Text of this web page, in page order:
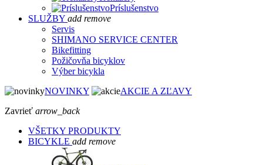
Príslušenstvo
SLUŽBY add remove
Servis
SHIMANO SERVICE CENTER
Bikefitting
Požičovňa bicyklov
Výber bicykla
NOVINKY
AKCIE A ZĽAVY
Zavrieť arrow_back
VŠETKY PRODUKTY
BICYKLE add remove